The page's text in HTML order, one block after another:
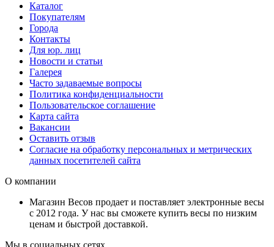
Каталог
Покупателям
Города
Контакты
Для юр. лиц
Новости и статьи
Галерея
Часто задаваемые вопросы
Политика конфиденциальности
Пользовательское соглашение
Карта сайта
Вакансии
Оставить отзыв
Согласие на обработку персональных и метрических
данных посетителей сайта
О компании
Магазин Весов продает и поставляет электронные весы
с 2012 года. У нас вы сможете купить весы по низким
ценам и быстрой доставкой.